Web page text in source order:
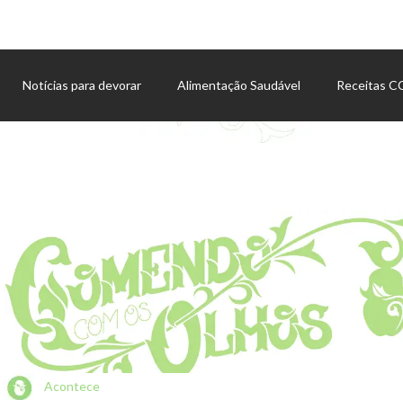
Notícias para devorar Alimentação Saudável Receitas
Acontece